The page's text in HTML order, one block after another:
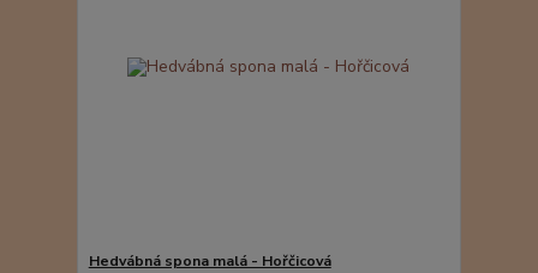
Hedvábná spona malá - Hořčicová